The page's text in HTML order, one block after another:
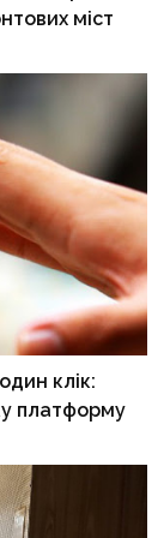
міст
клік:
платформу